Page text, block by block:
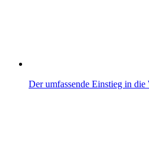
Der umfassende Einstieg in